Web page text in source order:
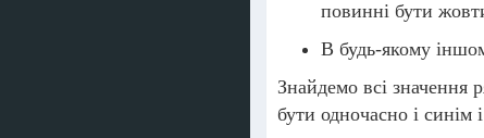
повинні бути
В будь-якому
Знайдемо всі значення
бути одночасно і